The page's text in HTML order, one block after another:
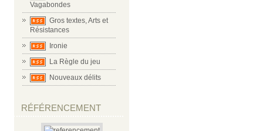
Vagabondes
Gros textes, Arts et
Résistances
Ironie
La Règle du jeu
Nouveaux délits
RÉFÉRENCEMENT